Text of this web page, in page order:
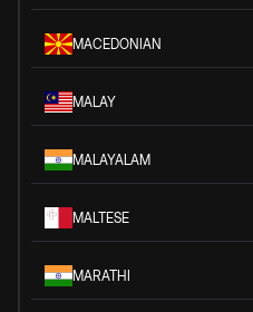
MACEDONIAN
MALAY
MALAYALAM
MALTESE
MARATHI